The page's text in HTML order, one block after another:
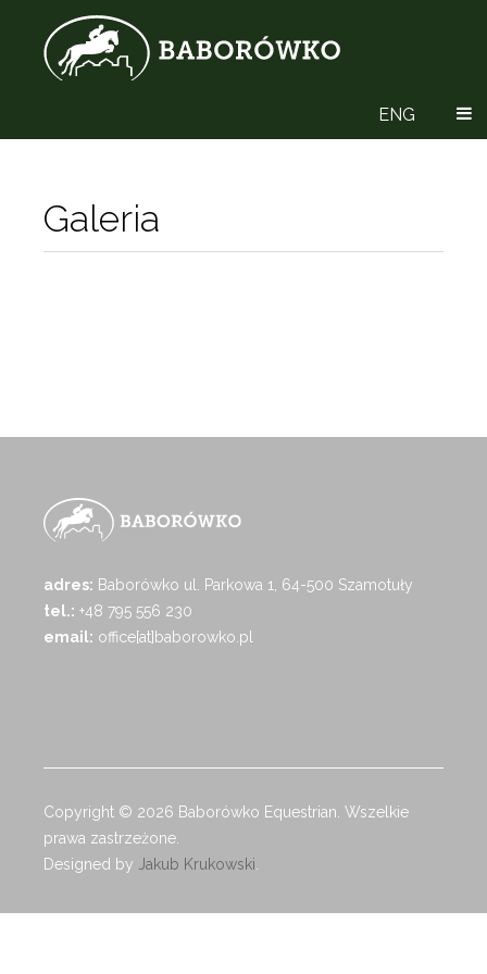
ENG
Galeria
adres: Baborówko ul. Parkowa 1, 64-500 Szamotuły
tel.: +48 795 556 230
email: office[at]baborowko.pl
Copyright © 2026 Baborówko Equestrian. Wszelkie
prawa zastrzeżone.
Designed by Jakub Krukowski